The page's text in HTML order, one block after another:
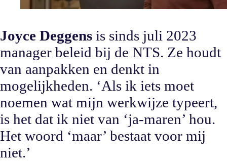
Joyce Deggens is sinds juli 2023
manager beleid bij de NTS. Ze houdt
van aanpakken en denkt in
mogelijkheden. ‘Als ik iets moet
noemen wat mijn werkwijze typeert,
is het dat ik niet van ‘ja-maren’ hou.
Het woord ‘maar’ bestaat voor mij
niet.’